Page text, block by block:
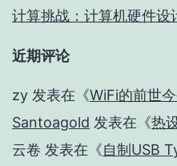
计算挑战：计算机硬件设
近期评论
zy 发表在《WiFi的前世
Santoagold 发表在《热
云卷 发表在《自制USB